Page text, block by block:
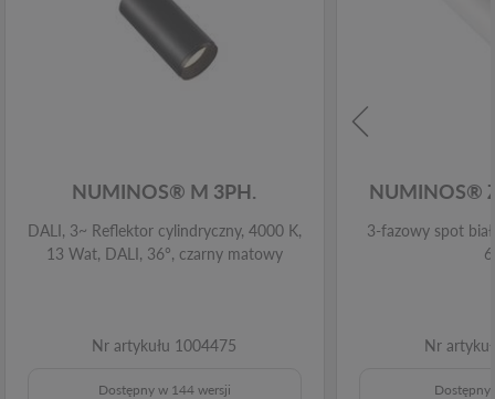
NUMINOS® M 3PH.
DALI, 3~ Reflektor cylindryczny, 4000 K,
13 Wat, DALI, 36°, czarny matowy
Nr artykułu 1004475
Dostępny w 144 wersji
NUMINOS®
3-fazowy spot
Nr
Dostępny